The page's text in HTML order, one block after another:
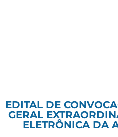
EDITAL DE
GERAL
ELETRÔNICA DA